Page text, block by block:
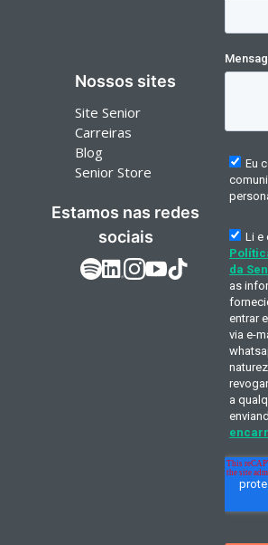
Nossos sites
Site Senior
Carreiras
Blog
Senior Store
Estamos nas redes
sociais